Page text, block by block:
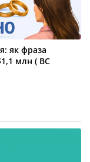
як фраза
млн ( ВС